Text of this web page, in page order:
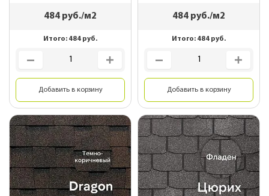
484 руб./м2
Итого: 484 руб.
Добавить в корзину
484 руб./м2
Итого: 484 руб.
Добавить в корзину